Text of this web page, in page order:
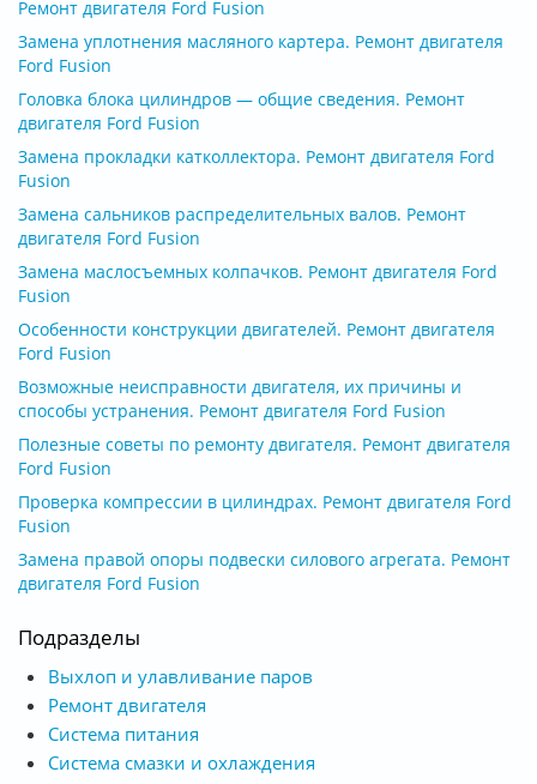
Ремонт двигателя Ford Fusion
Замена уплотнения масляного картера. Ремонт двигателя
Ford Fusion
Головка блока цилиндров — общие сведения. Ремонт
двигателя Ford Fusion
Замена прокладки катколлектора. Ремонт двигателя Ford
Fusion
Замена сальников распределительных валов. Ремонт
двигателя Ford Fusion
Замена маслосъемных колпачков. Ремонт двигателя Ford
Fusion
Особенности конструкции двигателей. Ремонт двигателя
Ford Fusion
Возможные неисправности двигателя, их причины и
способы устранения. Ремонт двигателя Ford Fusion
Полезные советы по ремонту двигателя. Ремонт двигателя
Ford Fusion
Проверка компрессии в цилиндрах. Ремонт двигателя Ford
Fusion
Замена правой опоры подвески силового агрегата. Ремонт
двигателя Ford Fusion
Подразделы
Выхлоп и улавливание паров
Ремонт двигателя
Система питания
Система смазки и охлаждения